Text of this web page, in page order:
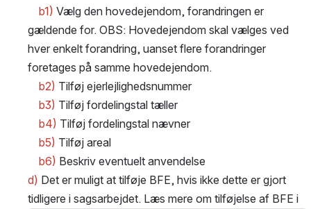
b1) Vælg den hovedejendom, forandringen er
gældende for. OBS: Hovedejendom skal vælges ved
hver enkelt forandring, uanset flere forandringer
foretages på samme hovedejendom.
    b2)
Tilføj ejerlejlighedsnummer
b3) Tilføj fordelingstal tæller
    b4)
Tilføj fordelingstal nævner
b5) Tilføj areal
    b6)
Beskriv eventuelt anvendelse
d) Det er muligt at tilføje BFE, hvis ikke dette er gjort
tidligere i sagsarbejdet. Læs mere om tilføjelse af BFE i